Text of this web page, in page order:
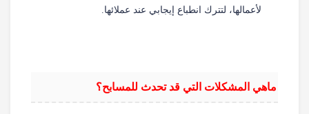
لأعمالها، لتترك انطباع إيجابي عند عملائها.
ماهي المشكلات التي قد تحدث للمسابح؟